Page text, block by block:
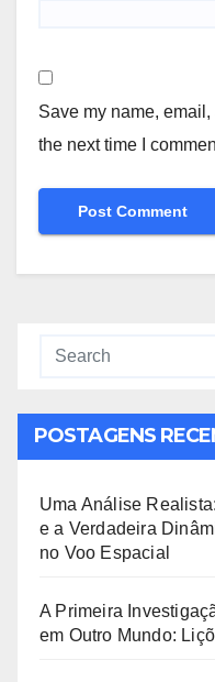
Save my name,
the next time I
POSTAGENS
Uma Análise
e a Verdadeira
no Voo Espacial
A Primeira
em Outro Mundo: